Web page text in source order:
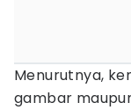
Menurutnya,
gambar